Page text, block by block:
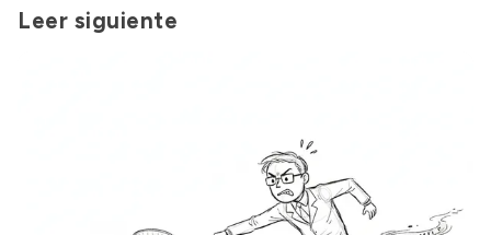
Leer siguiente